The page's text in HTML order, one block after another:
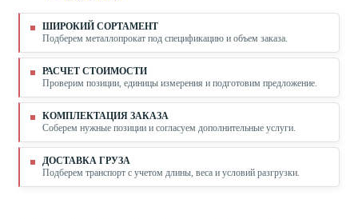
ШИРОКИЙ СОРТАМЕНТ
Подберем металлопрокат под спецификацию и объем заказа.
РАСЧЕТ СТОИМОСТИ
Проверим позиции, единицы измерения и подготовим предложение.
КОМПЛЕКТАЦИЯ ЗАКАЗА
Соберем нужные позиции и согласуем дополнительные услуги.
ДОСТАВКА ГРУЗА
Подберем транспорт с учетом длины, веса и условий разгрузки.